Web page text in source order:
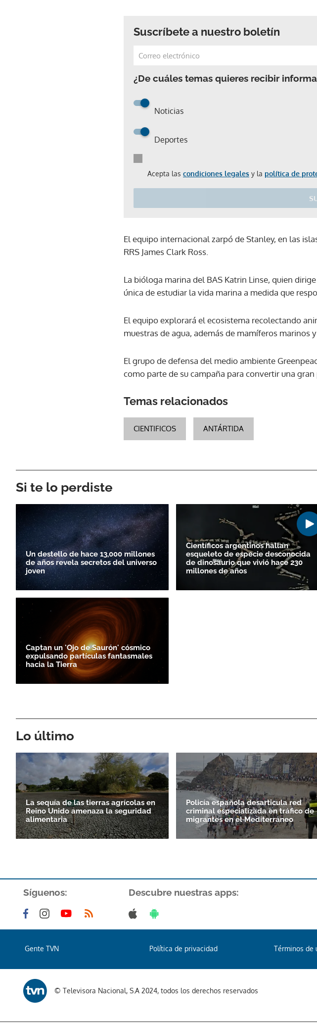
Suscríbete a nuestro boletín
¿De cuáles temas quieres recibir
Noticias
Deportes
Acepta las condiciones legales y la política de
El equipo internacional zarpó de Stanley, en las
RRS James Clark Ross.
La bióloga marina del BAS Katrin Linse, quien
única de estudiar la vida marina a medida que
El equipo explorará el ecosistema recolectando
muestras de agua, además de mamíferos marinos
El grupo de defensa del medio ambiente
como parte de su campaña para convertir una
Temas relacionados
CIENTIFICOS ANTÁRTIDA
Si te lo perdiste
Un destello de hace 13,000 millones
de años revela secretos del universo
joven
Científicos argentinos hallan
esqueleto de especie desconocida
de dinosaurio que vivió hace 230
millones de años
Captan un 'Ojo de Saurón' cósmico
expulsando partículas fantasmales
hacia la Tierra
Lo último
La sequía de las tierras agrícolas en
Reino Unido amenaza la seguridad
alimentaria
Policía española desarticula red
criminal especializada en tráfico de
migrantes en el Mediterráneo
Síguenos: Descubre nuestras apps:
Gente TVN Política de privacidad Términos de
© Televisora Nacional, S.A 2024, todos los derechos reservados